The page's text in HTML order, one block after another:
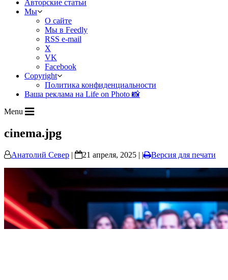
Авторские статьи
Мы
О сайте
Мы в Feedly
RSS e-mail
X
VK
Facebook
Copyright
Политика конфиденциальности
Ваша реклама на Life on Photo 📸
Menu
cinema.jpg
Анатолий Север | 21 апреля, 2025 | | Версия для печати